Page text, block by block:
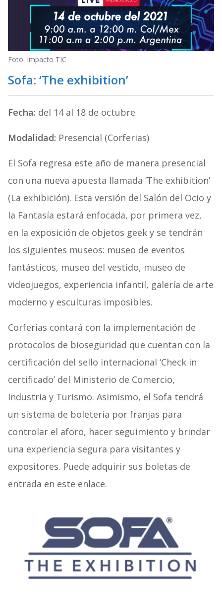
Foto: Impacto TIC
Sofa: ‘The exhibition’
Fecha: del 14 al 18 de octubre
Modalidad: Presencial (Corferias)
El Sofa regresa este año de manera presencial
con una nueva apuesta llamada ‘The exhibition’
(La exhibición). Esta versión del Salón del Ocio y
la Fantasía estará enfocada, por primera vez,
en la exposición de objetos geek y se tendrán
los siguientes museos: museo de eventos
fantásticos, museo del vestido, museo de
videojuegos, experiencia infantil, galería de arte
moderno y esculturas imposibles.
Corferias contará con la implementación de
protocolos de bioseguridad que cuentan con la
certificación del sello internacional ‘Check in
certificado’ del Ministerio de Comercio,
Industria y Turismo. Asimismo, el Sofa tendrá
un sistema de boletería por franjas para
controlar el aforo, hacer seguimiento y brindar
una experiencia segura para visitantes y
expositores. Puede adquirir sus boletas de
entrada en este enlace.